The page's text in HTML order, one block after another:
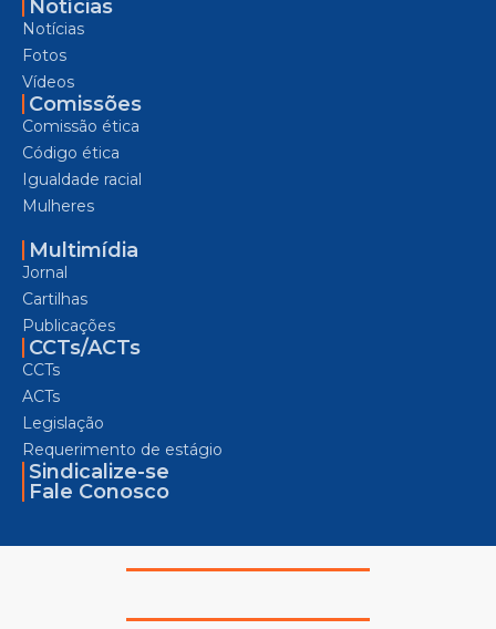
Notícias
Notícias
Fotos
Vídeos
Comissões
Comissão ética
Código ética
Igualdade racial
Mulheres
Multimídia
Jornal
Cartilhas
Publicações
CCTs/ACTs
CCTs
ACTs
Legislação
Requerimento de estágio
Sindicalize-se
Fale Conosco